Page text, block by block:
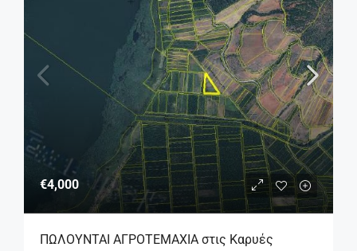
€4,000
ΠΩΛΟΥΝΤΑΙ ΑΓΡΟΤΕΜΑΧΙΑ στις Καρυές